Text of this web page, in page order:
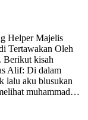
Helper Majelis
Tertawakan Oleh
Berikut kisah
Alif: Di dalam
lalu aku blusukan
muhammad…